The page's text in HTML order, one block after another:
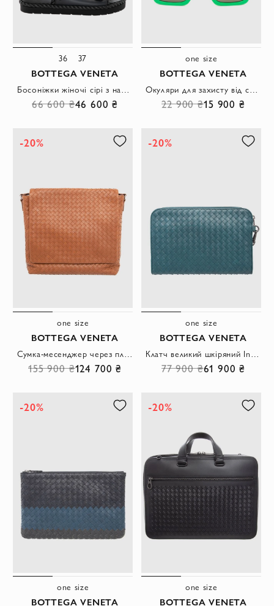
36 37
BOTTEGA VENETA
66 600 ₴46 600 ₴
one size
BOTTEGA VENETA
22 900 ₴15 900 ₴
-20%
one size
BOTTEGA VENETA
155 900 ₴124 700 ₴
-20%
one size
BOTTEGA VENETA
77 900 ₴61 900 ₴
-20%
one size
BOTTEGA VENETA
-20%
one size
BOTTEGA VENETA